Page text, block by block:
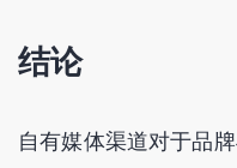
结论
自有媒体渠道对于品